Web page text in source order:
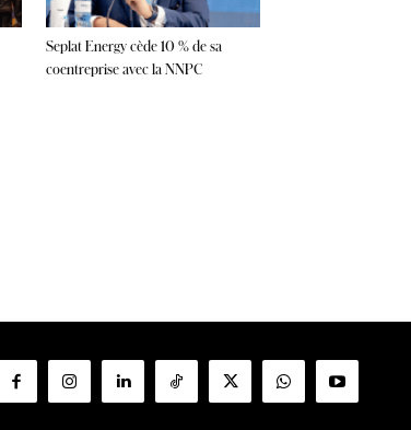
Seplat Energy cède 10 % de sa
coentreprise avec la NNPC